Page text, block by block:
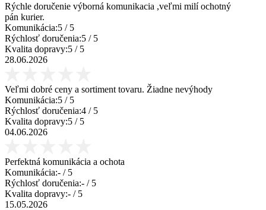
Rýchle doručenie výborná komunikacia ,veľmi milí ochotný
pán kurier.
Komunikácia:5 / 5
Rýchlosť doručenia:5 / 5
Kvalita dopravy:5 / 5
28.06.2026
Veľmi dobré ceny a sortiment tovaru. Žiadne nevýhody
Komunikácia:5 / 5
Rýchlosť doručenia:4 / 5
Kvalita dopravy:5 / 5
04.06.2026
Perfektná komunikácia a ochota
Komunikácia:- / 5
Rýchlosť doručenia:- / 5
Kvalita dopravy:- / 5
15.05.2026